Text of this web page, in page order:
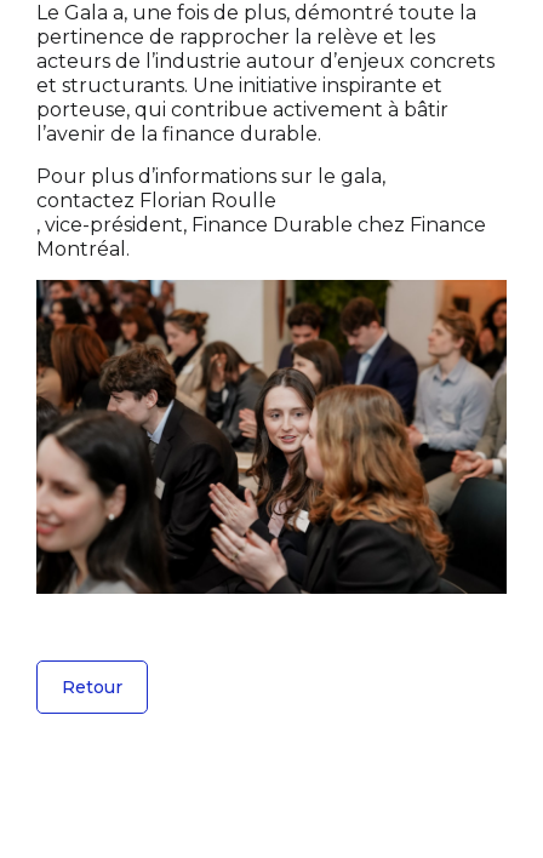
Le Gala a, une fois de plus, démontré toute la
pertinence de rapprocher la relève et les
acteurs de l’industrie autour d’enjeux concrets
et structurants. Une initiative inspirante et
porteuse, qui contribue activement à bâtir
l’avenir de la finance durable.
Pour plus d’informations sur le gala,
contactez Florian Roulle
, vice-président, Finance Durable chez Finance
Montréal.
Retour